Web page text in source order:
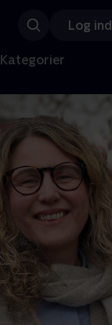
Log ind
Kategorier